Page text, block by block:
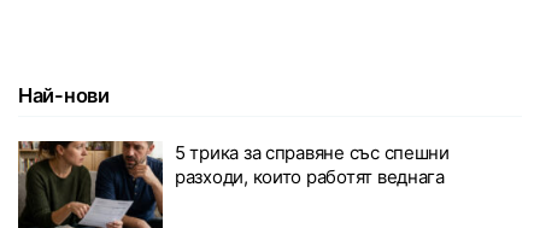
Най-нови
5 трика за справяне със спешни
разходи, които работят веднага